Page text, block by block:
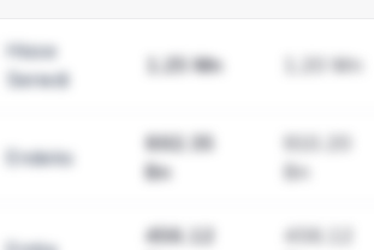
Hisse
Senedi
1.25 Mn 1.20 Mn
Endeks
892.35
Bn
Bn
456.12